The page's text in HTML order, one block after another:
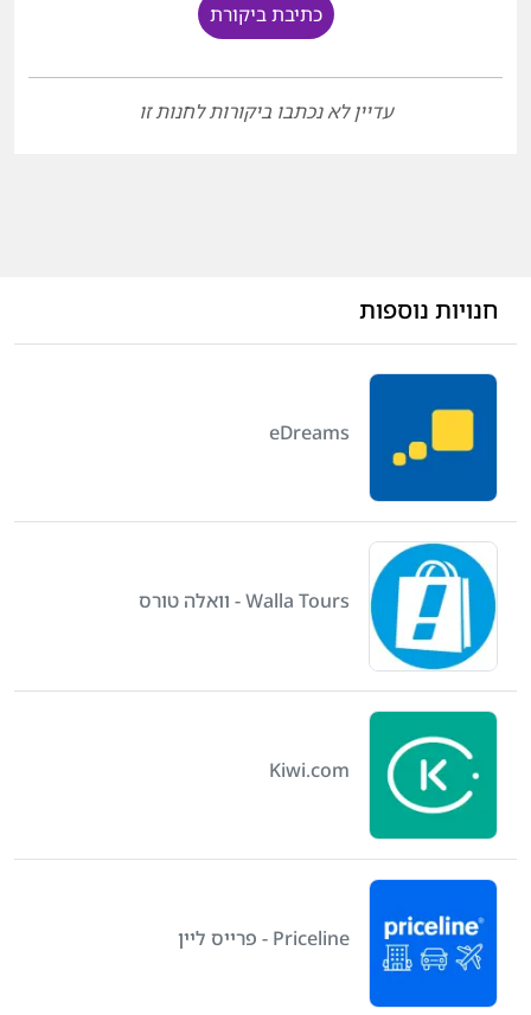
כתיבת ביקורת
עדיין לא נכתבו ביקורות לחנות זו
חנויות נוספות
eDreams
Walla Tours - וואלה טורס
Kiwi.com
Priceline - פרייס ליין